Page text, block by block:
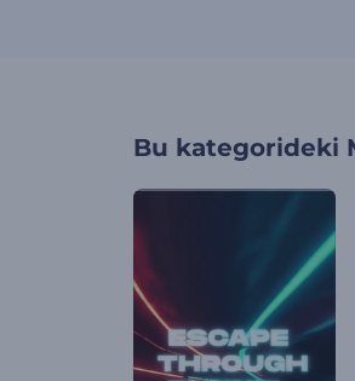
Bu kategorideki